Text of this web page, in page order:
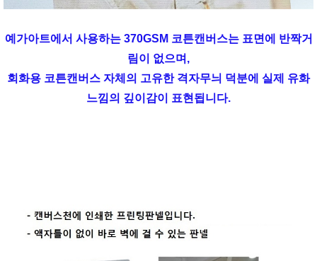
예가아트에서 사용하는 370GSM 코튼캔버스는 표면에 반짝거
림이 없으며,
회화용 코튼캔버스 자체의 고유한 격자무늬 덕분에 실제 유화
느낌의 깊이감이 표현됩니다.